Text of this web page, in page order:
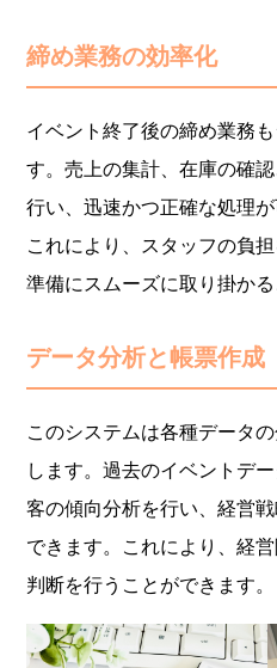
締め業務の効率化
イベント終了後の締め業務
す。売上の集計、在庫の確
行い、迅速かつ正確な処理が
これにより、スタッフの負
準備にスムーズに取り掛かる
データ分析と帳票作成
このシステムは各種データ
します。過去のイベントデ
客の傾向分析を行い、経営
できます。これにより、経
判断を行うことができます。